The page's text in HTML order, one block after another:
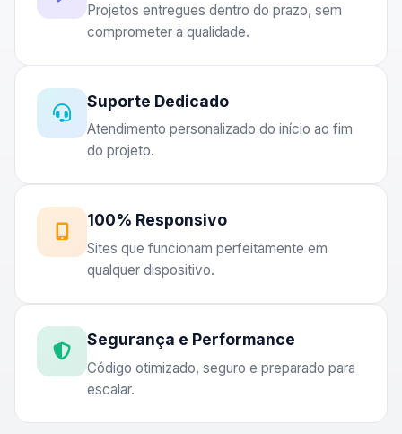
Projetos entregues dentro do prazo, sem
comprometer a qualidade.
Suporte Dedicado
Atendimento personalizado do início ao fim
do projeto.
100% Responsivo
Sites que funcionam perfeitamente em
qualquer dispositivo.
Segurança e Performance
Código otimizado, seguro e preparado para
escalar.